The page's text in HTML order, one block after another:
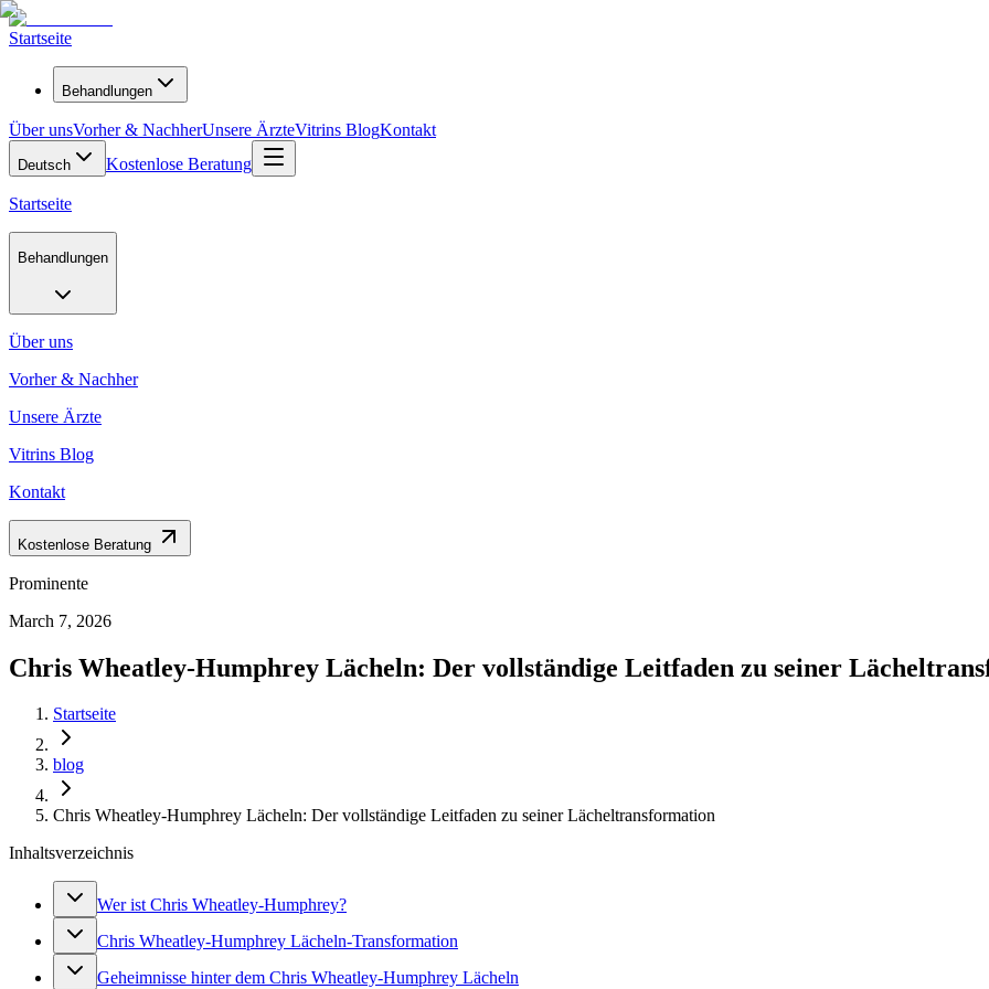
Startseite
Behandlungen
Über unsVorher & NachherUnsere ÄrzteVitrins BlogKontakt
Deutsch Kostenlose Beratung
Startseite
Behandlungen
Über uns
Vorher & Nachher
Unsere Ärzte
Vitrins Blog
Kontakt
Kostenlose Beratung
Prominente
March 7, 2026
Chris Wheatley‑Humphrey Lächeln: Der vollständige Leitfaden zu seiner
Startseite
blog
Chris Wheatley‑Humphrey Lächeln: Der vollständige Leitfaden zu seiner Lächeltransformation
Inhaltsverzeichnis
Wer ist Chris Wheatley-Humphrey?
Chris Wheatley-Humphrey Lächeln-Transformation
Geheimnisse hinter dem Chris Wheatley-Humphrey Lächeln